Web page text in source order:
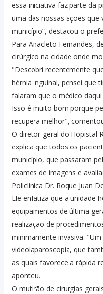
essa iniciativa faz parte da
uma das nossas ações
município”, destacou o
Para Anacleto Fernandes,
cirúrgico na cidade onde
"Descobri recentemente
hérnia inguinal, pensei que
falaram que o médico
Isso é muito bom porque
recupera melhor",
O diretor-geral do Hopistal
explica que todos os
município, que passaram
exames de imagens e
Policlínica Dr. Roque Juan
Ele enfatiza que a unidade
equipamentos de última
realização de
minimamente invasiva.
videolaparoscopia, que
as quais favorece a rápida
apontou.
O mutirão de cirurgias